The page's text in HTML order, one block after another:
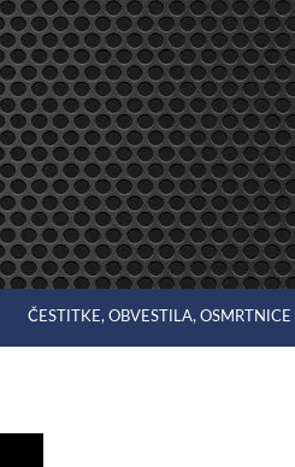
ČESTITKE, OBVESTILA, OSMRTNICE